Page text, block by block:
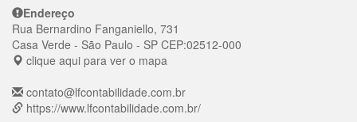
Endereço
Rua Bernardino Fanganiello, 731
Casa Verde - São Paulo - SP CEP:02512-000
clique aqui para ver o mapa
contato@lfcontabilidade.com.br
https://www.lfcontabilidade.com.br/